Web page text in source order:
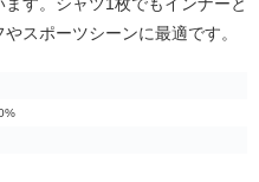
スポーツシーンに最適です。